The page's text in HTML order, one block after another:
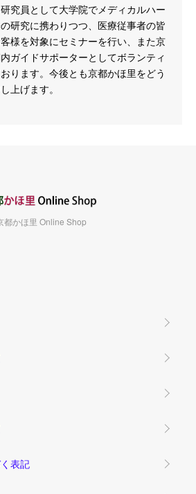
究員として大学院でメディカルハー
研究に携わりつつ、医療従事者の皆
様を対象にセミナーを行い、また京
ガイドサポーターとしてボランティ
ります。今後とも京都かほ里をどう
上げます。
都かほ里 Online Shop
表記